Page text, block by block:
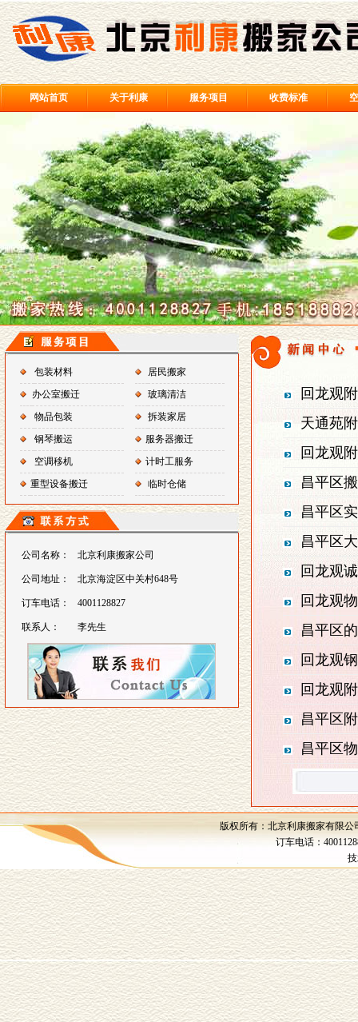
网站首页 关于利康 服务项目 收费标准
包装材料
居民搬家
办公室搬迁
玻璃清洁
物品包装
拆装家居
钢琴搬运
服务器搬迁
空调移机
计时工服务
重型设备搬迁
临时仓储
公司名称： 北京利康搬家公司
公司地址： 北京海淀区中关村648号
订车电话： 4001128827
联系人： 李先生
回龙观
天通苑
回龙观
昌平区
昌平区
昌平区
回龙观
回龙观
昌平区
回龙观
回龙观
昌平区
昌平区
版权所有：北京利康搬家有限
订车电话：